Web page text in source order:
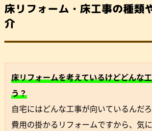
床リフォーム・床工事の種類
介
床リフォームを考えているけどどんな
う？
自宅にはどんな工事が向いているんだ
費用の掛かるリフォームですから、気